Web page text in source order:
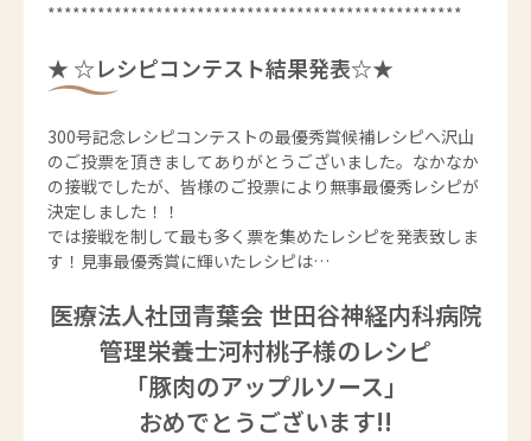
**************************************************
★ ☆レシピコンテスト結果発表☆★
300号記念レシピコンテストの最優秀賞候補レシピへ沢山
のご投票を頂きましてありがとうございました。なかなか
の接戦でしたが、皆様のご投票により無事最優秀レシピが
決定しました！！
では接戦を制して最も多く票を集めたレシピを発表致しま
す！見事最優秀賞に輝いたレシピは…
医療法人社団青葉会 世田谷神経内科病院
管理栄養士河村桃子様のレシピ
「豚肉のアップルソース」
おめでとうございます!!